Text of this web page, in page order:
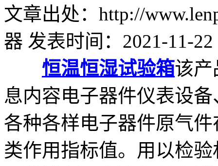
文章出处：http://
器 发表时间：2021-11-22
恒温恒湿试验箱该产
息内容电子器件仪表设
各种各样电子器件原气
类作用指标值。用以检